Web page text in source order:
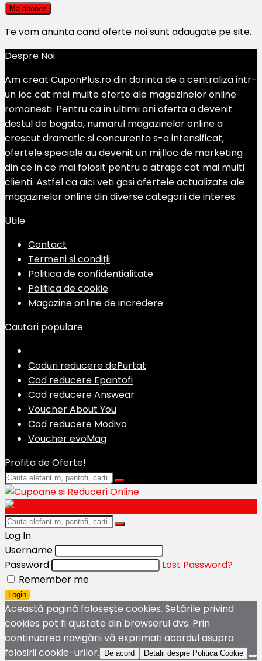
Te vom anunta cand oferte noi sunt adaugate pe site.
Despre Noi
Am creat CuponPlus.ro din dorinta de a centraliza intr-
un loc cat mai multe oferte ale magazinelor online
romanesti. Pentru ca in ultimii ani oferta a devenit
destul de bogata, numarul magazinelor online a
crescut dramatic si concurenta s-a intensificat,
ofertele speciale au devenit un mijlloc de marketing
din ce in ce mai folosit pentru a atrage cat mai multi
clienti. Astfel ca aici veti gasi ofertele actualizate ale
magazinelor online din diverse categorii de interes.
Utile
Contact
Termeni si condiții
Politica de confidențialitate
Politica de cookie
Magazine online de incredere
Cautari populare
Coduri reducere dePurtat
Cod reducere Epantofi
Cod reducere Answear
Voucher About You
Cod reducere Modivo
Voucher evoMag
Profita de Oferte!
Log In
Username
Password
Lost Password?
Remember me
Login
Această pagină folosește cookies. Setările privind
cookies pot fi ajustate din browserul dvs. Prin
continuarea navigării vă exprimati acordul asupra
folosirii cookie-urilor.
De acord Detalii despre Politica Cookie